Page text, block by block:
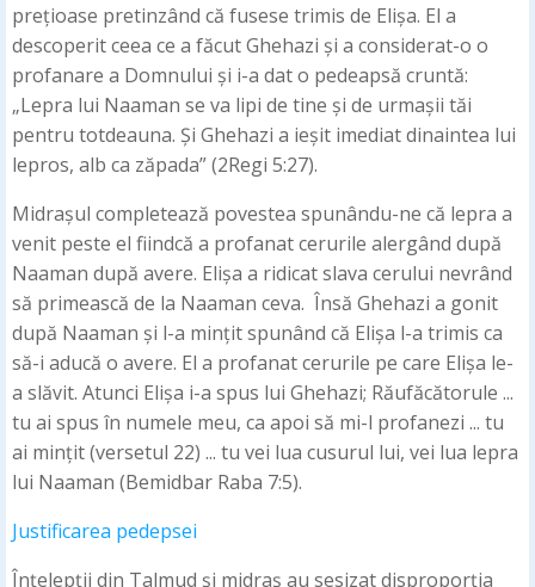
prețioase pretinzând că fusese trimis de Elișa. El a
descoperit ceea ce a făcut Ghehazi și a considerat-o o
profanare a Domnului și i-a dat o pedeapsă cruntă:
„Lepra lui Naaman se va lipi de tine și de urmașii tăi
pentru totdeauna. Și Ghehazi a ieșit imediat dinaintea lui
lepros, alb ca zăpada” (2Regi 5:27).
Midrașul completează povestea spunându-ne că lepra a
venit peste el fiindcă a profanat cerurile alergând după
Naaman după avere. Elișa a ridicat slava cerului nevrând
să primească de la Naaman ceva. Însă Ghehazi a gonit
după Naaman și l-a mințit spunând că Elișa l-a trimis ca
să-i aducă o avere. El a profanat cerurile pe care Elișa le-
a slăvit. Atunci Elișa i-a spus lui Ghehazi; Răufăcătorule ...
tu ai spus în numele meu, ca apoi să mi-l profanezi ... tu
ai mințit (versetul 22) ... tu vei lua cusurul lui, vei lua lepra
lui Naaman (Bemidbar Raba 7:5).
Justificarea pedepsei
Înțelepții din Talmud și midraș au sesizat disproporția